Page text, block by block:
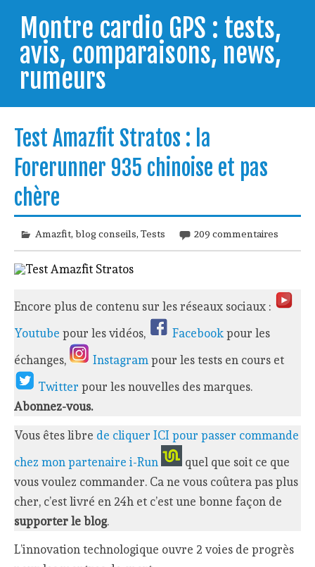
contentMontre cardio GPS : tests,
avis, comparaisons, news,
rumeurs
trouver celle qui répondra à vos besoins et
comprendre comment bien l'utiliser.
Test Amazfit Stratos : la
Forerunner 935 chinoise et pas
chère
Amazfit,blog conseils,Tests 209 commentaires
Encore plus de contenu sur les réseaux sociaux :
Youtube pour les vidéos, Facebookpour les
échanges,
Instagrampour les tests en cours et
Twitterpour les nouvelles des marques.
Abonnez-vous.
Vous êtes libre de cliquer ICI pour passer commande
chez mon partenaire i-Run
quel que soit ce que
vous voulez commander. Ca ne vous coûtera pas plus
cher, c’est livré en 24h et c’est une bonne façon de
supporter le blog.
L’innovation technologique ouvre 2 voies de progrès